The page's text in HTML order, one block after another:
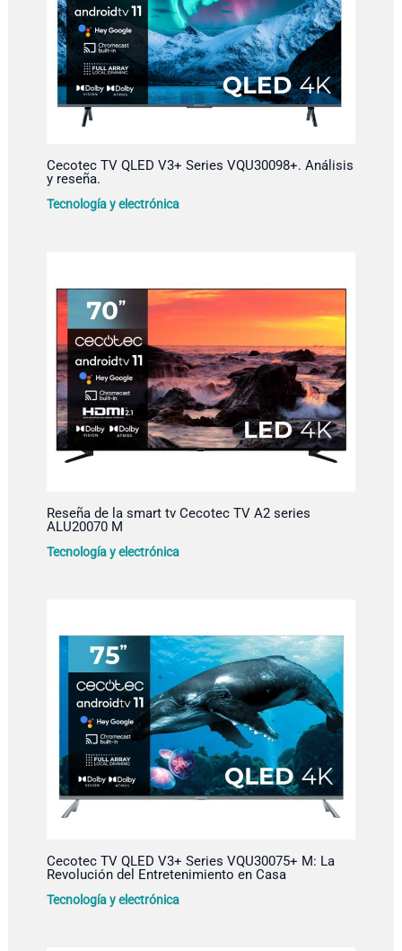
Cecotec TV QLED V3+ Series VQU30098+. Análisis
y reseña.
Tecnología y electrónica
Reseña de la smart tv Cecotec TV A2 series
ALU20070 M
Tecnología y electrónica
Cecotec TV QLED V3+ Series VQU30075+ M: La
Revolución del Entretenimiento en Casa
Tecnología y electrónica